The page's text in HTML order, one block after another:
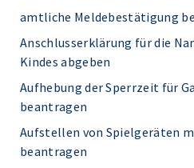
amtliche Meldebestätigung
Anschlusserklärung für die
Kindes abgeben
Aufhebung der Sperrzeit für
beantragen
Aufstellen von Spielgeräten
beantragen